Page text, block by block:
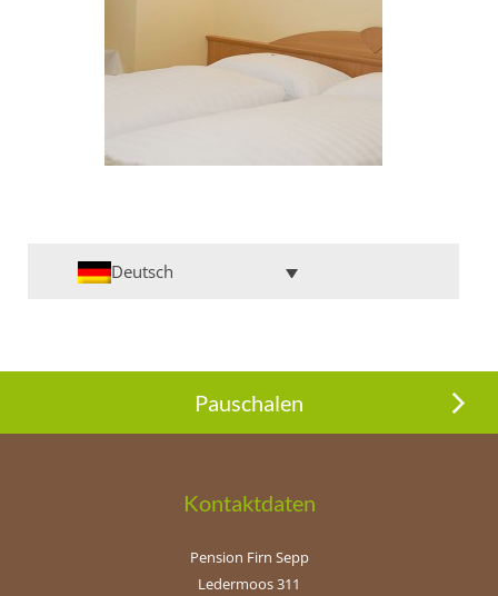
Deutsch
Pauschalen
Kontaktdaten
Pension Firn Sepp
Ledermoos 311